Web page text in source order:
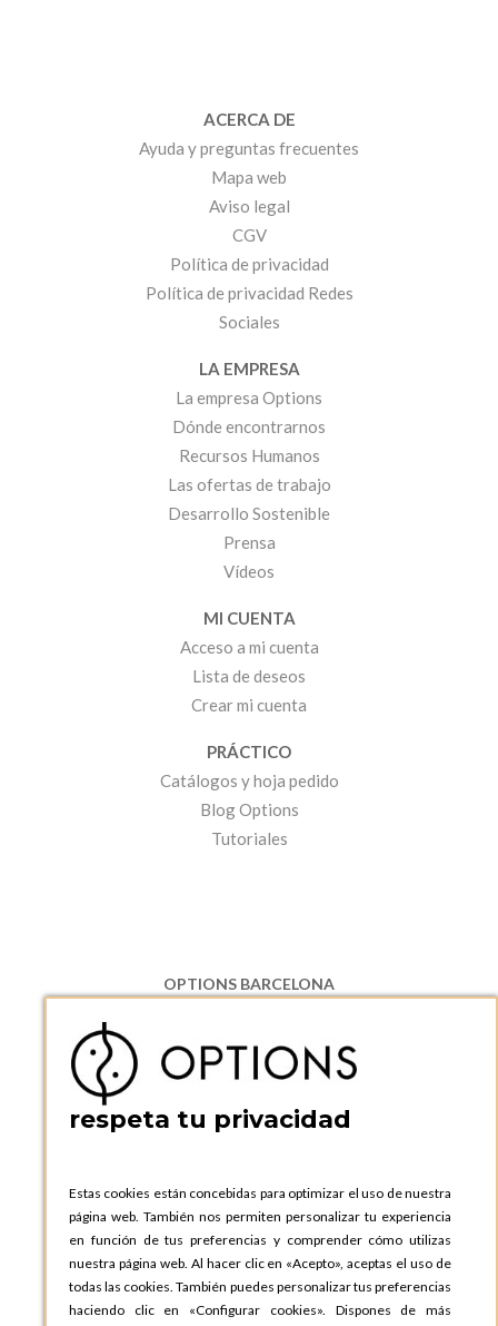
ACERCA DE
Ayuda y preguntas frecuentes
Mapa web
Aviso legal
CGV
Política de privacidad
Política de privacidad Redes
Sociales
LA EMPRESA
La empresa Options
Dónde encontrarnos
Recursos Humanos
Las ofertas de trabajo
Desarrollo Sostenible
Prensa
Vídeos
MI CUENTA
Acceso a mi cuenta
Lista de deseos
Crear mi cuenta
PRÁCTICO
Catálogos y hoja pedido
Blog Options
Tutoriales
OPTIONS BARCELONA
08130 Santa Perpetua de Moguda, Barcelona
ESPAñA
Teléfono:
+34 935 724 041
OPTIONS BARCELONA SHOWROOM
ESPAñA
Teléfono:+34 935 724 041
OPTIONS MADRID
C. Lucio Emilio Cándido, 6,
28803 Alcalá de Henares, Madrid
respeta tu privacidad
Estas cookies están concebidas para optimizar el uso de nuestra
página web. También nos permiten personalizar tu experiencia
en función de tus preferencias y comprender cómo utilizas
nuestra página web. Al hacer clic en «Acepto», aceptas el uso de
todas las cookies. También puedes personalizar tus preferencias
haciendo clic en «Configurar cookies». Dispones de más